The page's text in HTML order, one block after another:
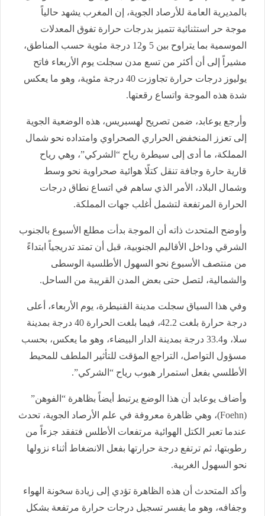
بالمديرية العامة للأرصاد الجوية، إن المغرب يشهد حالياً
موجة حر استثنائية تتميز بدرجات حرارة تفوق المعدلات
الموسمية بما يتراوح بين 5 و12 درجة مئوية حسب المناطق،
مشيراً إلى أن أكثر من تسع مدن سجلت يوم الأربعاء فاتح
يوليوز درجات حرارة تجاوزت 40 درجة مئوية، وهو ما يعكس
شدة هذه الموجة واتساع رقعتها.
وأرجع يوعابد، ضمن تصريح لهسبريس، هذه الوضعية الجوية
إلى تعزز المنخفض الحراري الصحراوي وامتداده نحو شمال
المملكة، ما أدى إلى سيطرة رياح “الشركي”، وهي رياح
قارية حارة وجافة تنقل كتلًا هوائية صحراوية نحو وسط
وشمال البلاد، الأمر الذي ساهم في اتساع نطاق درجات
الحرارة المرتفعة لتشمل أغلب جهات المملكة.
وأوضح المتحدث ذاته أن الموجة بدأت مطلع الأسبوع بالجنوب
الشرقي وداخل الأقاليم الجنوبية، قبل أن تمتد تدريجياً ابتداءً
من منتصف الأسبوع نحو السهول الأطلسية الوسطى
والشمالية، لتصل حتى بعض المدن القريبة من الساحل.
وفي هذا السياق سجلت مدينة القنيطرة، يوم الأربعاء، أعلى
درجة حرارة بلغت 42.2، فيما بلغت الحرارة 40 درجة بمدينة
سلا، و33.4 درجة بمدينة الدار البيضاء، وهو ما يعكس، بحسب
مسؤول التواصل، التراجع المؤقت للتأثير الملطف للمحيط
الأطلسي بفعل استمرار هبوب رياح “الشركي”.
وأضاف يوعابد أن هذا الوضع يرتبط أيضاً بظاهرة “الفوهن”
(Foehn)، وهي ظاهرة معروفة في علم الأرصاد الجوية، تحدث
عندما تعبر الكتل الهوائية مرتفعات الأطلس فتفقد جزءاً من
رطوبتها، ثم ترتفع درجة حرارتها بفعل الانضغاط أثناء نزولها
نحو السهول الغربية.
وأكد المتحدث أن هذه الظاهرة تؤدي إلى زيادة سخونة الهواء
وجفافه، وهو ما يفسر تسجيل درجات حرارة مرتفعة بشكل